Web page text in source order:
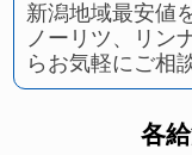
新潟地域最安値
ノーリツ、リン
らお気軽にご相
各